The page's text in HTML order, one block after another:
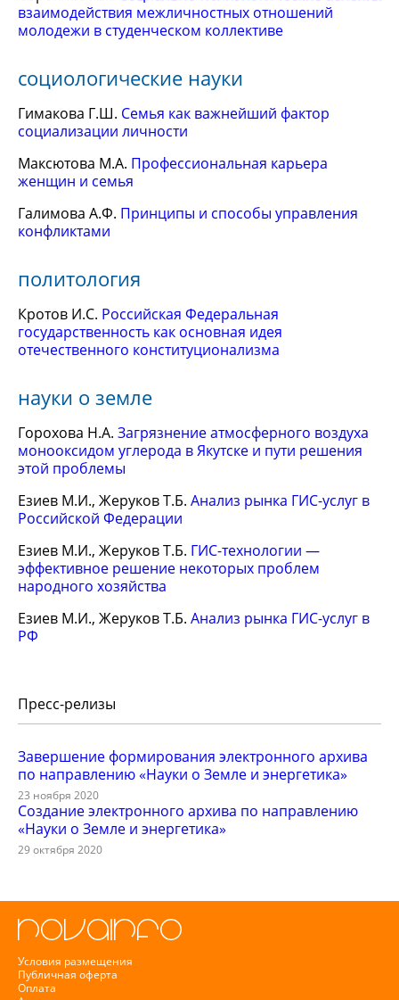
взаимодействия межличностных отношений
молодежи в студенческом коллективе
социологические науки
Гимакова Г.Ш. Семья как важнейший фактор
социализации личности
Максютова М.А. Профессиональная карьера
женщин и семья
Галимова А.Ф. Принципы и способы управления
конфликтами
политология
Кротов И.С. Российская Федеральная
государственность как основная идея
отечественного конституционализма
науки о земле
Горохова Н.А. Загрязнение атмосферного воздуха
монооксидом углерода в Якутске и пути решения
этой проблемы
Езиев М.И., Жеруков Т.Б. Анализ рынка ГИС-услуг в
Российской Федерации
Езиев М.И., Жеруков Т.Б. ГИС-технологии —
эффективное решение некоторых проблем
народного хозяйства
Езиев М.И., Жеруков Т.Б. Анализ рынка ГИС-услуг в
РФ
Пресс-релизы
Завершение формирования электронного архива
по направлению «Науки о Земле и энергетика»
23 ноября 2020
Создание электронного архива по направлению
«Науки о Земле и энергетика»
29 октября 2020
Условия размещения
Публичная оферта
Оплата